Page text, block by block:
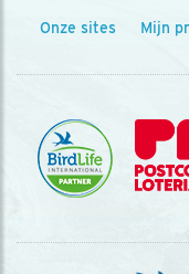
Onze sites Mijn